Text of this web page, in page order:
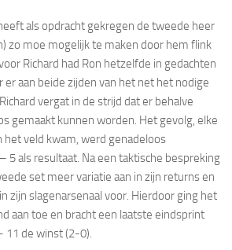
als opdracht gekregen de tweede heer
zo moe mogelijk te maken door hem flink
Richard had Ron hetzelfde in gedachten
er aan beide zijden van het net het nodige
vergat in de strijd dat er behalve
gemaakt kunnen worden. Het gevolg, elke
het veld kwam, werd genadeloos
5 als resultaat. Na een taktische bespreking
set meer variatie aan in zijn returns en
zijn slagenarsenaal voor. Hierdoor ging het
aan toe en bracht een laatste eindsprint
11 de winst (2-0).